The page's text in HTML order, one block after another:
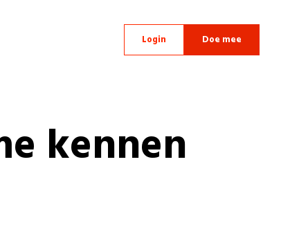
Login Doe mee
kennen